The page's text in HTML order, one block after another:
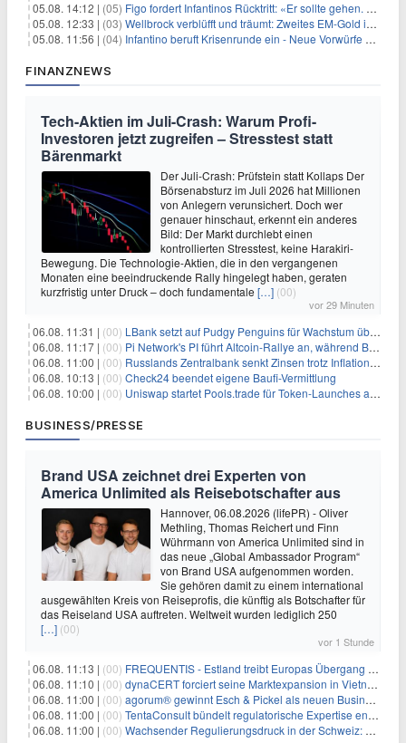
05.08. 14:12 | (05) Figo fordert Infantinos Rücktritt: «Er sollte gehen. Jetzt»
05.08. 12:33 | (03) Wellbrock verblüfft und träumt: Zweites EM-Gold in Paris
05.08. 11:56 | (04) Infantino beruft Krisenrunde ein - Neue Vorwürfe gegen FIFA
FINANZNEWS
Tech-Aktien im Juli-Crash: Warum Profi-
Investoren jetzt zugreifen – Stresstest statt
Bärenmarkt
Der Juli-Crash: Prüfstein statt Kollaps Der
Börsenabsturz im Juli 2026 hat Millionen
von Anlegern verunsichert. Doch wer
genauer hinschaut, erkennt ein anderes
Bild: Der Markt durchlebt einen
kontrollierten Stresstest, keine Harakiri-
Bewegung. Die Technologie-Aktien, die in den vergangenen
Monaten eine beeindruckende Rally hingelegt haben, geraten
kurzfristig unter Druck – doch fundamentale […] (00)
vor 29 Minuten
06.08. 11:31 | (00) LBank setzt auf Pudgy Penguins für Wachstum über den Handel hinaus
06.08. 11:17 | (00) Pi Network's PI führt Altcoin-Rallye an, während Bitcoin $65.000 anpeilt
06.08. 11:00 | (00) Russlands Zentralbank senkt Zinsen trotz Inflations-Schock – ein riskantes Spiel
06.08. 10:13 | (00) Check24 beendet eigene Baufi-Vermittlung
06.08. 10:00 | (00) Uniswap startet Pools.trade für Token-Launches auf Robinhood Chain
BUSINESS/PRESSE
Brand USA zeichnet drei Experten von
America Unlimited als Reisebotschafter aus
Hannover, 06.08.2026 (lifePR) - Oliver
Methling, Thomas Reichert und Finn
Wührmann von America Unlimited sind in
das neue „Global Ambassador Program“
von Brand USA aufgenommen worden.
Sie gehören damit zu einem international
ausgewählten Kreis von Reiseprofis, die künftig als Botschafter für
das Reiseland USA auftreten. Weltweit wurden lediglich 250
[…] (00)
vor 1 Stunde
06.08. 11:13 | (00) FREQUENTIS - Estland treibt Europas Übergang zu digitalen NOTAM-Diensten mit FREQUENTIS voran
06.08. 11:10 | (00) dynaCERT forciert seine Marktexpansion in Vietnam
06.08. 11:00 | (00) agorum® gewinnt Esch & Pickel als neuen Business Partner für Mittelstand
06.08. 11:00 | (00) TentaConsult bündelt regulatorische Expertise entlang des gesamten Produktlebenszyklus
06.08. 11:00 | (00) Wachsender Regulierungsdruck in der Schweiz: Warum Wirtschaftsprüfer Mitarbeiter-Screening jetzt priorisieren müssen